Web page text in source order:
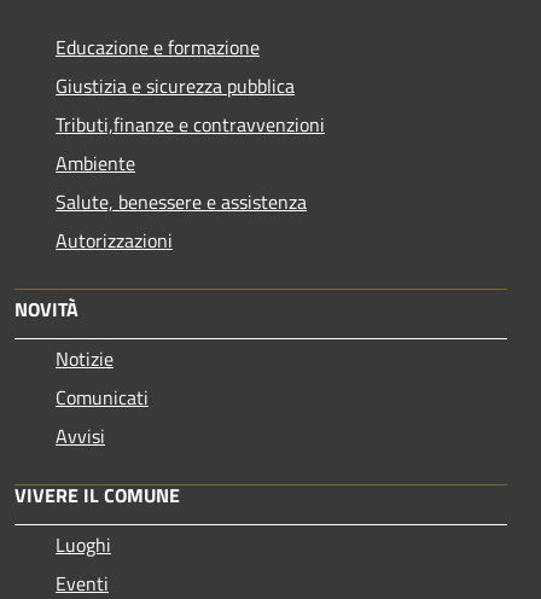
Educazione e formazione
Giustizia e sicurezza pubblica
Tributi,finanze e contravvenzioni
Ambiente
Salute, benessere e assistenza
Autorizzazioni
NOVITÀ
Notizie
Comunicati
Avvisi
VIVERE IL COMUNE
Luoghi
Eventi